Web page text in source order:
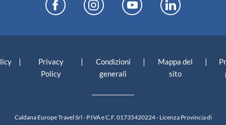
|
Privacy
Policy
|
Condizioni
generali
|
Mappa del
sito
|
Caldana Europe Travel Srl - P.IVA e C.F. 01735420224 - Licenza Provincia di